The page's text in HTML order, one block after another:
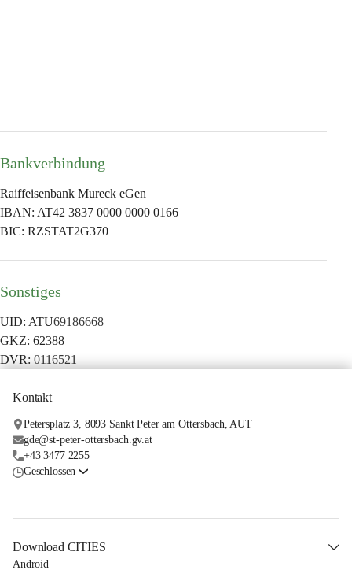
Bankverbindung
Raiffeisenbank Mureck eGen
IBAN: AT42 3837 0000 0000 0166
BIC: RZSTAT2G370
Sonstiges
UID: ATU69186668
GKZ: 62388
DVR: 0116521
Kontakt
Petersplatz 3, 8093 Sankt Peter am Ottersbach, AUT
gde@st-peter-ottersbach.gv.at
+43 3477 2255
Geschlossen
Download CITIES
Android